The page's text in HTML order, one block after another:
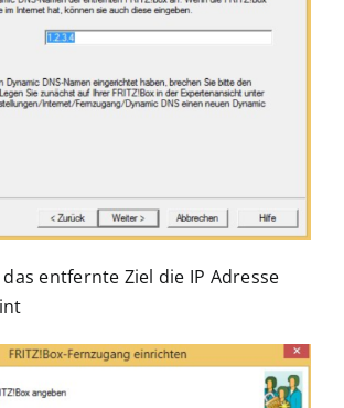
entfernte Ziel die IP Adresse